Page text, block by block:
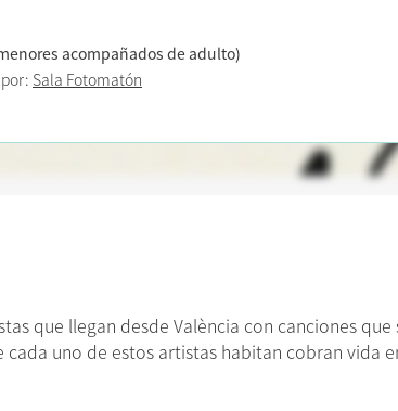
acompañados de adulto)
Sala Fotomatón
que llegan desde València con canciones que
cada uno de estos artistas habitan cobran vida